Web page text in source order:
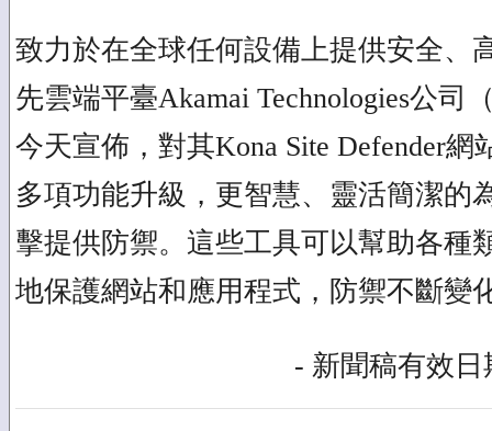
致力於在全球任何設備上提供安全、
先雲端平臺Akamai Technologies公司
今天宣佈，對其Kona Site Defender
多項功能升級，更智慧、靈活簡潔的
擊提供防禦。這些工具可以幫助各種
地保護網站和應用程式，防禦不斷變
- 新聞稿有效日